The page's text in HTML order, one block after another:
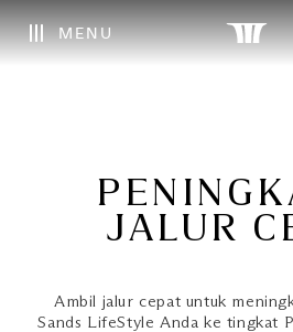
MENU
JALUR
Ambil jalur cepat untuk
Sands LifeStyle Anda ke tingkat